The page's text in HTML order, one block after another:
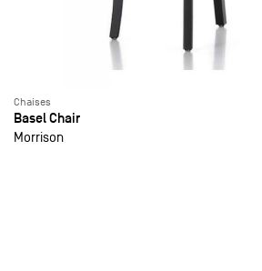
Chaises
Basel Chair
Morrison